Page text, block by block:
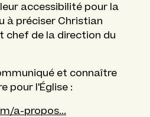
accessibilité pour la
à préciser Christian
chef de la direction du
et connaître
pour l'Église :
a-propos...